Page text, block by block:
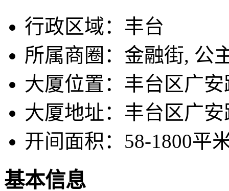
行政区域： 丰台
所属商圈： 金融街, 公
大厦位置： 丰台区广安
大厦地址： 丰台区广安
开间面积： 58-1800平
基本信息